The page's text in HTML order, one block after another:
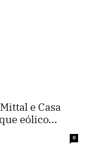
e Casa
eólico...
0